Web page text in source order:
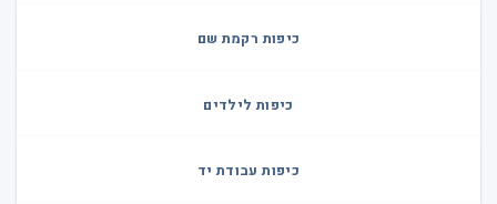
כיפות רקמת שם
כיפות לילדים
כיפות עבודת יד